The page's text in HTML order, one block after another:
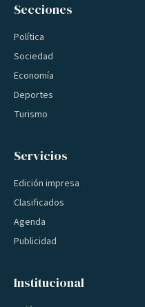
Secciones
Política
Sociedad
Economía
Deportes
Turismo
Servicios
Edición impresa
Clasificados
Agenda
Publicidad
Institucional